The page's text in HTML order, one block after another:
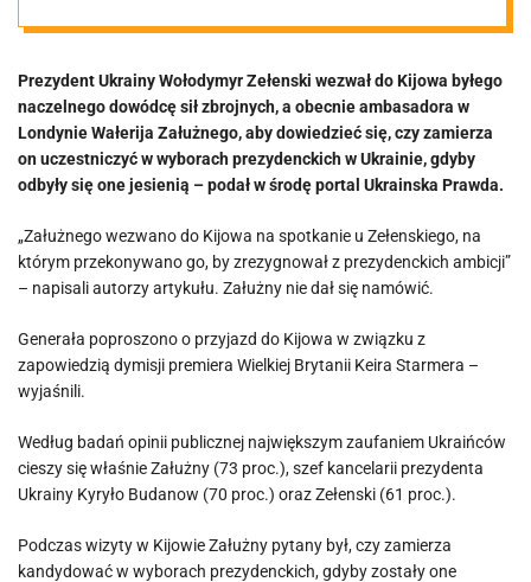
Załużnego do
Kijowa
Prezydent Ukrainy Wołodymyr Zełenski wezwał do Kijowa byłego
naczelnego dowódcę sił zbrojnych, a obecnie ambasadora w
Londynie Wałerija Załużnego, aby dowiedzieć się, czy zamierza
on uczestniczyć w wyborach prezydenckich w Ukrainie, gdyby
odbyły się one jesienią – podał w środę portal Ukrainska Prawda.
„Załużnego wezwano do Kijowa na spotkanie u Zełenskiego, na
którym przekonywano go, by zrezygnował z prezydenckich ambicji”
– napisali autorzy artykułu. Załużny nie dał się namówić.
Generała poproszono o przyjazd do Kijowa w związku z
zapowiedzią dymisji premiera Wielkiej Brytanii Keira Starmera –
wyjaśnili.
Według badań opinii publicznej największym zaufaniem Ukraińców
cieszy się właśnie Załużny (73 proc.), szef kancelarii prezydenta
Ukrainy Kyryło Budanow (70 proc.) oraz Zełenski (61 proc.).
Podczas wizyty w Kijowie Załużny pytany był, czy zamierza
kandydować w wyborach prezydenckich, gdyby zostały one